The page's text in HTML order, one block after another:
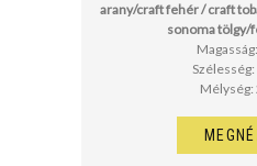
arany/craft fehér / craft
sonoma tölgy/
Magasság:
Szélesség:
Mélység: